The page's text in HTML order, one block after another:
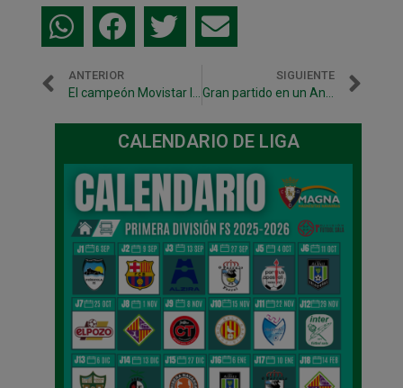
ANTERIOR SIGUIENTE
CALENDARIO DE LIGA